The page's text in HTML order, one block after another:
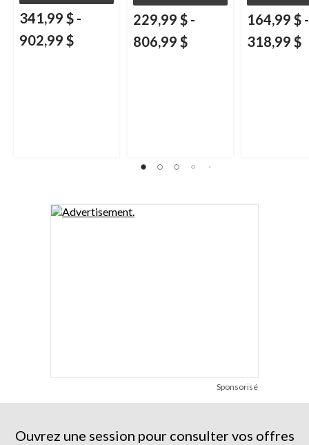
341,99 $ -
902,99 $
229,99 $ -
806,99 $
164,99 $ -
318,99 $
Sponsorisé
Ouvrez une session pour consulter vos offres